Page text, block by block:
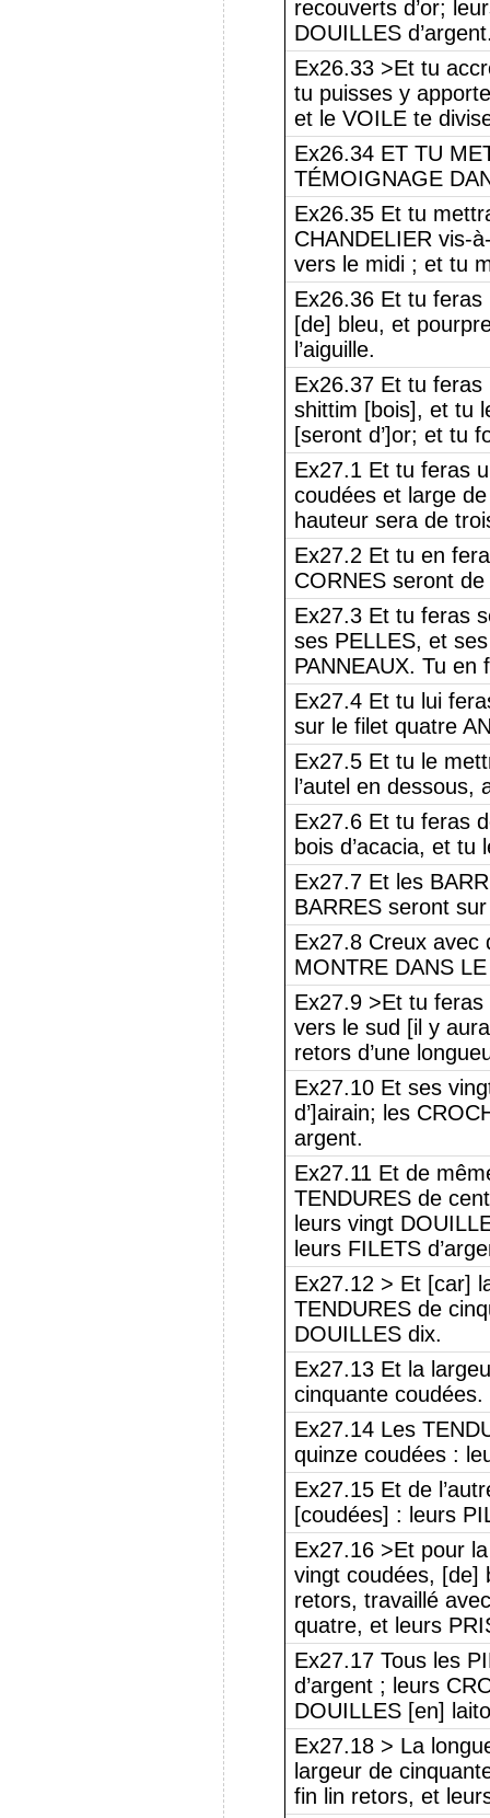
recouverts d’or;
DOUILLES
Ex26.33 >Et tu
tu puisses y
et le VOILE te
Ex26.34 ET TU
TÉMOIGNAGE
Ex26.35 Et tu
CHANDELIER vis-
vers le midi ; et tu
Ex26.36 Et tu feras
[de] bleu, et
l’aiguille.
Ex26.37 Et tu feras
shittim [bois], et tu
[seront d’]or; et tu
Ex27.1 Et tu feras
coudées et large
hauteur sera de
Ex27.2 Et tu en
CORNES seront
Ex27.3 Et tu feras
ses PELLES, et
PANNEAUX. Tu en
Ex27.4 Et tu lui
sur le filet quatre
Ex27.5 Et tu le
l’autel en dessous,
Ex27.6 Et tu feras
bois d’acacia, et tu
Ex27.7 Et les
BARRES seront
Ex27.8 Creux avec
MONTRE DANS
Ex27.9 >Et tu feras
vers le sud [il y
retors d’une
Ex27.10 Et ses
d’]airain; les
argent.
Ex27.11 Et de
TENDURES de
leurs vingt
leurs FILETS
Ex27.12 > Et [car]
TENDURES de
DOUILLES dix.
Ex27.13 Et la
cinquante coudées.
Ex27.14 Les
quinze coudées :
Ex27.15 Et de
[coudées] : leurs
Ex27.16 >Et pour
vingt coudées, [de]
retors, travaillé
quatre, et leurs
Ex27.17 Tous les
d’argent ; leurs
DOUILLES [en]
Ex27.18 > La
largeur de
fin lin retors, et